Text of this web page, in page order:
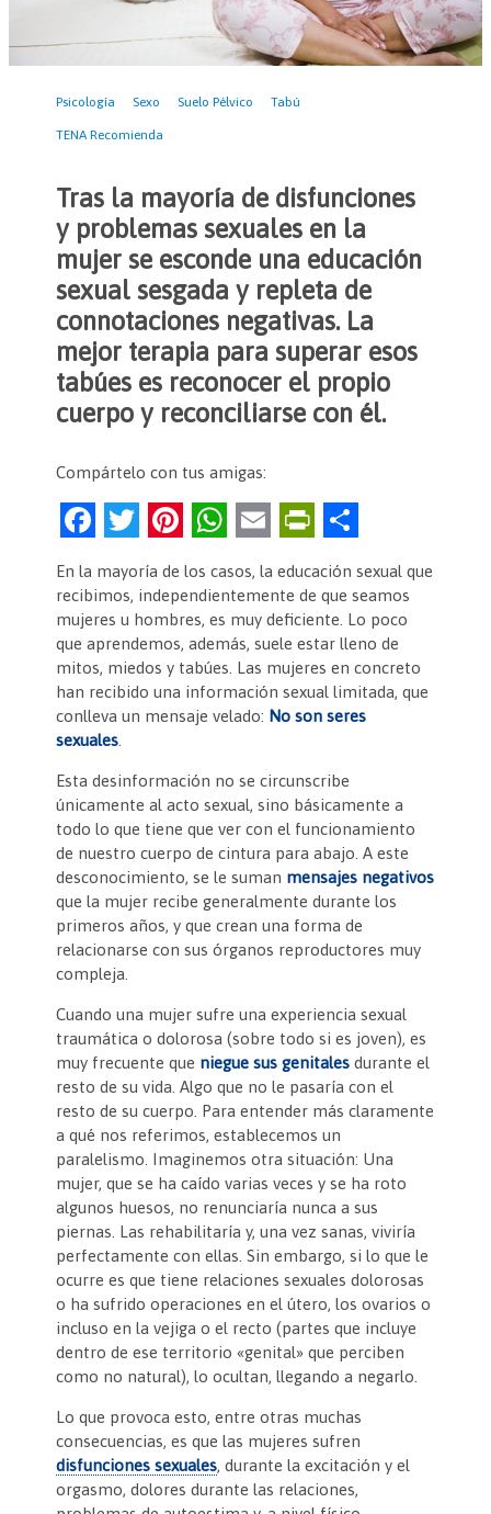
Psicología Sexo Suelo Pélvico Tabú
TENA Recomienda
Tras la mayoría de disfunciones
y problemas sexuales en la
mujer se esconde una educación
sexual sesgada y repleta de
connotaciones negativas. La
mejor terapia para superar esos
tabúes es reconocer el propio
cuerpo y reconciliarse con él.
Compártelo con tus amigas:
F
c
e
b
o
o
k
T
w
itt
er
Pi
nt
er
es
t
W
at
s
A
p
p
E
m
ai
l
Pr
in
tF
ri
e
n
dl
y
m
p
ar
tir
En la mayoría de los casos, la educación sexual que
recibimos, independientemente de que seamos
mujeres u hombres, es muy deficiente. Lo poco
que aprendemos, además, suele estar lleno de
mitos, miedos y tabúes. Las mujeres en concreto
han recibido una información sexual limitada, que
conlleva un mensaje velado: No son seres
sexuales
Esta desinformación no se circunscribe
únicamente al acto sexual, sino básicamente a
todo lo que tiene que ver con el funcionamiento
de nuestro cuerpo de cintura para abajo. A este
desconocimiento, se le suman mensajes negativos
que la mujer recibe generalmente durante los
primeros años, y que crean una forma de
relacionarse con sus órganos reproductores muy
compleja.
Cuando una mujer sufre una experiencia sexual
traumática o dolorosa (sobre todo si es joven), es
muy frecuente que niegue sus genitales durante el
resto de su vida. Algo que no le pasaría con el
resto de su cuerpo. Para entender más claramente
a qué nos referimos, establecemos un
paralelismo. Imaginemos otra situación: Una
mujer, que se ha caído varias veces y se ha roto
algunos huesos, no renunciaría nunca a sus
piernas. Las rehabilitaría y, una vez sanas, viviría
perfectamente con ellas. Sin embargo, si lo que le
ocurre es que tiene relaciones sexuales dolorosas
o ha sufrido operaciones en el útero, los ovarios o
incluso en la vejiga o el recto (partes que incluye
dentro de ese territorio «genital» que perciben
como no natural), lo ocultan, llegando a negarlo.
Lo que provoca esto, entre otras muchas
consecuencias, es que las mujeres sufren
disfunciones sexuales, durante la excitación y el
orgasmo, dolores durante las relaciones,